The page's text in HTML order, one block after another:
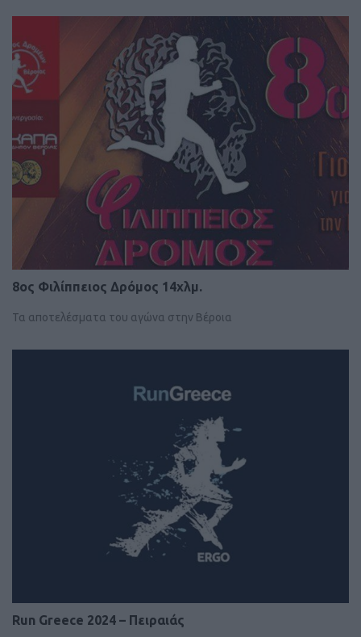
8ος Φιλίππειος Δρόμος 14χλμ.
Τα αποτελέσματα του αγώνα στην Βέροια
Run Greece 2024 – Πειραιάς